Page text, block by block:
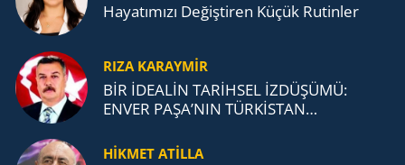
Ha­ya­tı­mı­zı De­ğiş­ti­ren Küçük Ru­tin­ler
RIZA KARAYMIR
BİR İDEALİN TARİHSEL İZDÜŞÜMÜ:
ENVER PAŞA’NIN TÜRKİSTAN
TEŞKİLATI’NA UZANAN MİRASI
HİKMET ATİLLA